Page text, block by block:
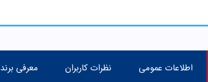
اطلاعات عمومی نظرات کاربران معرفی برند